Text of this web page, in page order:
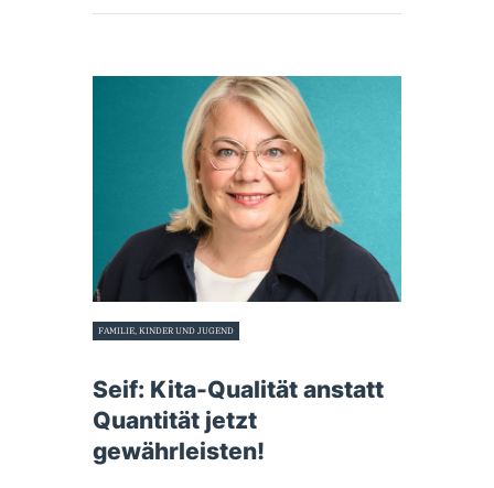
FAMILIE, KINDER UND JUGEND
Seif: Kita-Qualität anstatt
Quantität jetzt
gewährleisten!